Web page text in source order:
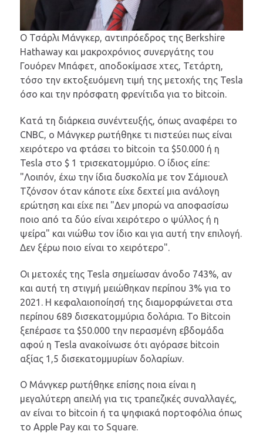
Ο Τσάρλι Μάνγκερ, αντιπρόεδρος της Berkshire
Hathaway και μακροχρόνιος συνεργάτης του
Γουόρεν Μπάφετ, απoδοκίμασε χτες, Τετάρτη,
τόσο την εκτοξευόμενη τιμή της μετοχής της Tesla
όσο και την πρόσφατη φρενίτιδα για το bitcoin.
Κατά τη διάρκεια συνέντευξής, όπως αναφέρει το
CNBC, ο Μάνγκερ ρωτήθηκε τι πιστεύει πως είναι
χειρότερο να φτάσει το bitcoin τα $50.000 ή η
Tesla στο $ 1 τρισεκατομμύριο. Ο ίδιος είπε:
"Λοιπόν, έχω την ίδια δυσκολία με τον Σάμιουελ
Τζόνσον όταν κάποτε είχε δεχτεί μια ανάλογη
ερώτηση και είχε πει "Δεν μπορώ να αποφασίσω
ποιο από τα δύο είναι χειρότερο ο ψύλλος ή η
ψείρα" και νιώθω τον ίδιο και για αυτή την επιλογή.
Δεν ξέρω ποιο είναι το χειρότερο".
Οι μετοχές της Tesla σημείωσαν άνοδο 743%, αν
και αυτή τη στιγμή μειώθηκαν περίπου 3% για το
2021. Η κεφαλαιοποίησή της διαμορφώνεται στα
περίπου 689 δισεκατομμύρια δολάρια. Το Bitcoin
ξεπέρασε τα $50.000 την περασμένη εβδομάδα
αφού η Tesla ανακοίνωσε ότι αγόρασε bitcoin
αξίας 1,5 δισεκατομμυρίων δολαρίων.
Ο Mάνγκερ ρωτήθηκε επίσης ποια είναι η
μεγαλύτερη απειλή για τις τραπεζικές συναλλαγές,
αν είναι το bitcoin ή τα ψηφιακά πορτοφόλια όπως
το Apple Pay και το Square.